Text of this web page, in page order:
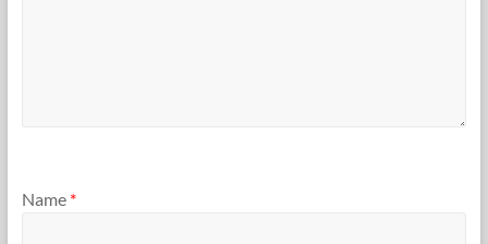
Name *